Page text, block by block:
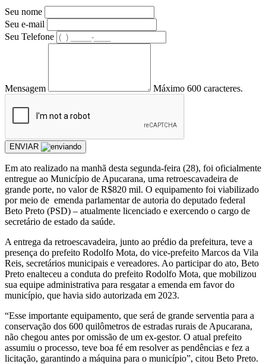
Seu nome
Seu e-mail
Seu Telefone
Mensagem Máximo 600 caracteres.
ENVIAR
Em ato realizado na manhã desta segunda-feira (28), foi oficialmente
entregue ao Município de Apucarana, uma retroescavadeira de
grande porte, no valor de R$820 mil. O equipamento foi viabilizado
por meio de emenda parlamentar de autoria do deputado federal
Beto Preto (PSD) – atualmente licenciado e exercendo o cargo de
secretário de estado da saúde.
A entrega da retroescavadeira, junto ao prédio da prefeitura, teve a
presença do prefeito Rodolfo Mota, do vice-prefeito Marcos da Vila
Reis, secretários municipais e vereadores. Ao participar do ato, Beto
Preto enalteceu a conduta do prefeito Rodolfo Mota, que mobilizou
sua equipe administrativa para resgatar a emenda em favor do
município, que havia sido autorizada em 2023.
“Esse importante equipamento, que será de grande serventia para a
conservação dos 600 quilômetros de estradas rurais de Apucarana,
não chegou antes por omissão de um ex-gestor. O atual prefeito
assumiu o processo, teve boa fé em resolver as pendências e fez a
licitação, garantindo a máquina para o município”, citou Beto Preto.